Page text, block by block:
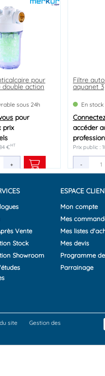
pour
action
sous 24h
pour
prix
€HT
+
Filtre
aquanet 3
En
accéder
Prix public :
-
silicophosphate
sous 24h
pour
prix
€HT
+
Vente
Stock
Showroom
ESPACE
Mon compte
Mes
Mes listes
Mes devis
Programme
Parrainage
site
Gestion des